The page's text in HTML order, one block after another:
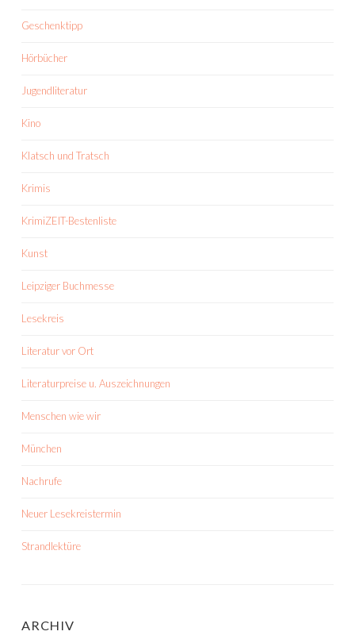
Geschenktipp
Hörbücher
Jugendliteratur
Kino
Klatsch und Tratsch
Krimis
KrimiZEIT-Bestenliste
Kunst
Leipziger Buchmesse
Lesekreis
Literatur vor Ort
Literaturpreise u. Auszeichnungen
Menschen wie wir
München
Nachrufe
Neuer Lesekreistermin
Strandlektüre
ARCHIV